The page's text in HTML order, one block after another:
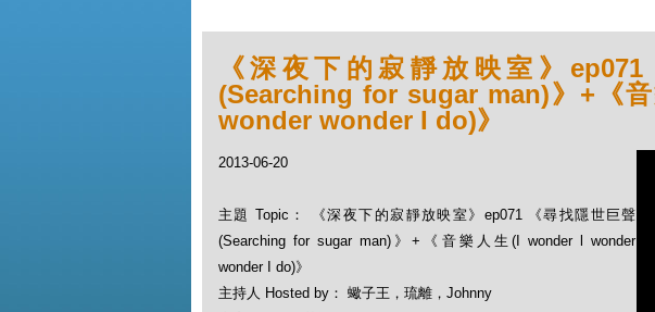
《深夜下的寂靜放映室》
(Searching for sugar man)》+《
wonder wonder I do)》
2013-06-20
主題 Topic： 《深夜下的寂靜放映室》ep071 《尋找隱世巨聲
(Searching for sugar man)》+《音樂人生(I wonder l wonder
wonder I do)》
主持人 Hosted by： 蠍子王，琉離，Johnny